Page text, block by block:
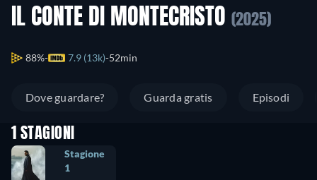
IL CONTE DI MONTECRISTO (2025)
88% 7.9 (13k) 52min
Dove guardare? Guarda gratis Episodi
1 STAGIONI
Stagione
1